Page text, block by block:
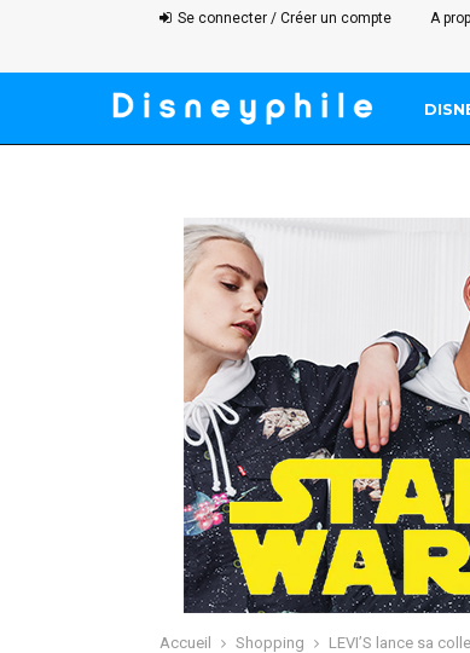
Se connecter / Créer un compte A
Accueil Shopping LEVI’S lance sa